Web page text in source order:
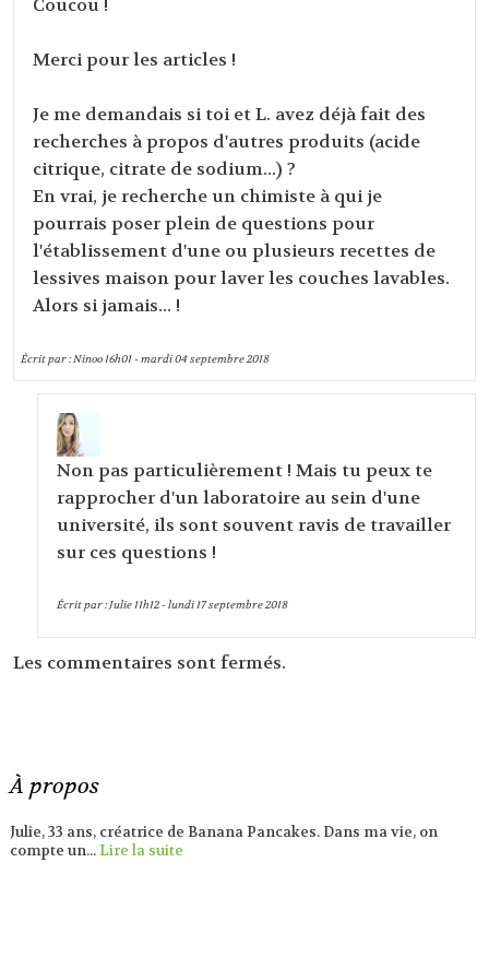
À propos
Julie, 33 ans, créatrice de Banana Pancakes. Dans ma vie, on
compte un...Lire la suite
Coucou !
Merci pour les articles !
Je me demandais si toi et L. avez déjà fait des
recherches à propos d'autres produits (acide
citrique, citrate de sodium...) ?
En vrai, je recherche un chimiste à qui je
pourrais poser plein de questions pour
l'établissement d'une ou plusieurs recettes de
lessives maison pour laver les couches lavables.
Alors si jamais... !
Écrit par :Ninoo16h01-mardi 04septembre 2018
Non pas particulièrement ! Mais tu peux te
rapprocher d'un laboratoire au sein d'une
université, ils sont souvent ravis de travailler
sur ces questions !
Écrit par :Julie11h12- lundi 17septembre 2018
Les commentaires sont fermés.